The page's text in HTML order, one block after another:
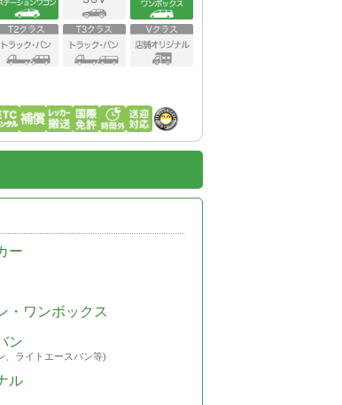
ー
・ワンボックス
ン
、ライトエースバン等)
ル